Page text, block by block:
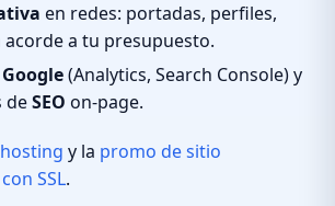
en redes: portadas, perfiles,
a tu presupuesto.
Google(Analytics, Search Console) y
deSEO on-page.
y la promo de sitio
SSL.